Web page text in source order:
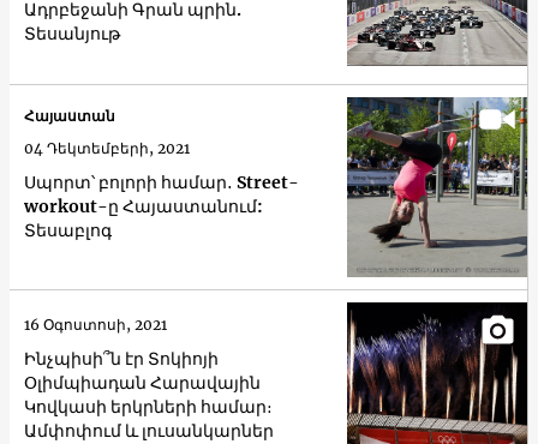
Ադրբեջանի Գրան պրին.
Տեսանյութ
Սպորտ՝ բոլորի համար․ Street-
workout-ը Հայաստանում:
Տեսաբլոգ
Հայաստան
04 Դեկտեմբերի, 2021
Ինչպիսի՞ն էր Տոկիոյի
Օլիմպիադան Հարավային
Կովկասի երկրների համար։
Ամփոփում և լուսանկարներ
16 Օգոստոսի, 2021